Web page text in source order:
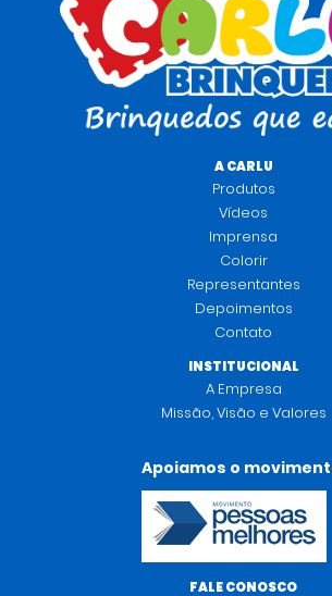
A CARLU
Produtos
Vídeos
Imprensa
Colorir
Representantes
Depoimentos
Contato
INSTITUCIONAL
A Empresa
Missão, Visão e Valores
Apoiamos o
FALE CONOSCO